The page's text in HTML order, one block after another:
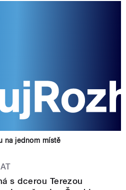
na jednom místě
s dcerou Terezou